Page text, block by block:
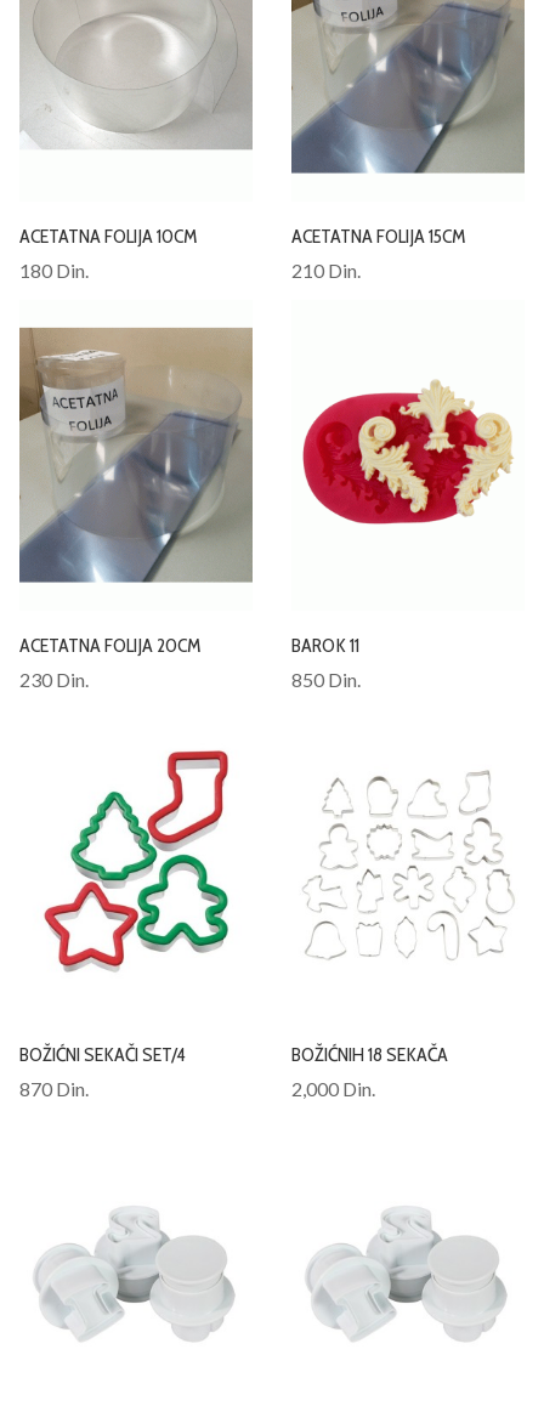
ACETATNA FOLIJA 10CM
180 Din.
ACETATNA FOLIJA 15CM
210 Din.
ACETATNA FOLIJA 20CM
230 Din.
BAROK 11
850 Din.
BOŽIĆNI SEKAČI SET/4
870 Din.
BOŽIĆNIH 18 SEKAČA
2,000 Din.